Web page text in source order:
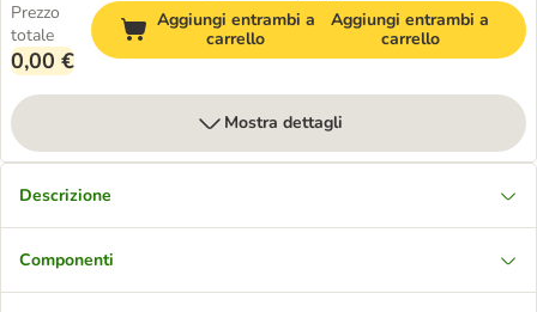
Prezzo
totale
0,00 €
Aggiungi entrambi a
carrello
Aggiungi entrambi a
carrello
Mostra dettagli
Descrizione
Componenti